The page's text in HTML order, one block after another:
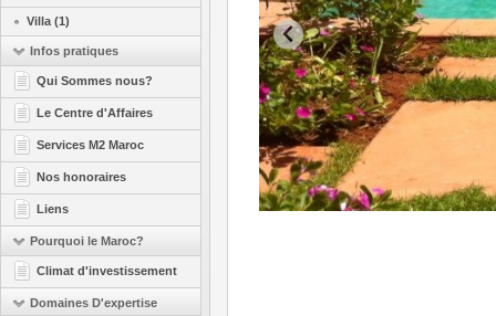
Villa (1)
Infos pratiques
Qui Sommes nous?
Le Centre d'Affaires
Services M2 Maroc
Nos honoraires
Liens
Pourquoi le Maroc?
Climat d'investissement
Domaines D'expertise